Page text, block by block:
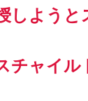
しようと
チャイル